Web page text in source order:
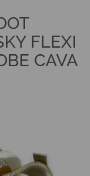
FLEXI
CAVA